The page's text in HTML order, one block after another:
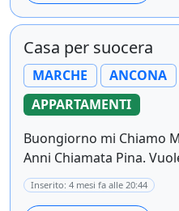
Casa per suocera
MARCHE ANCONA
APPARTAMENTI
Buongiorno mi Chiamo
Anni Chiamata Pina.
Inserito: 4 mesi fa alle 20:44